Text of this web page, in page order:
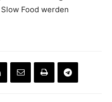
Food werden